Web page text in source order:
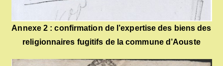
Annexe 2 : confirmation de l’expertise des biens des
religionnaires fugitifs de la commune d’Aouste